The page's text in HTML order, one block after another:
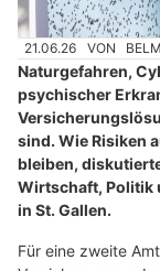
21.06.26 VON
Naturgefahren,
psychischer
sind. Wie Risiken
bleiben,
Wirtschaft, Politik
in St. Gallen.
Für eine zweite